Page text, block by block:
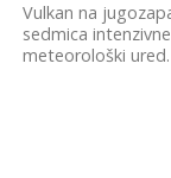
Vulkan na
sedmica
meteorološki ured.